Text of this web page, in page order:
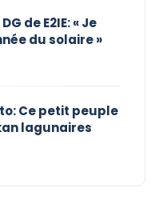
de E2IE: « Je
du solaire »
Ce petit peuple
lagunaires